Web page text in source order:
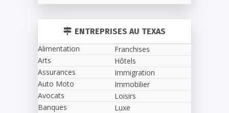
ENTREPRISES AU TEXAS
Alimentation
Arts
Assurances
Auto Moto
Avocats
Banques
Franchises
Hôtels
Immigration
Immobilier
Loisirs
Luxe